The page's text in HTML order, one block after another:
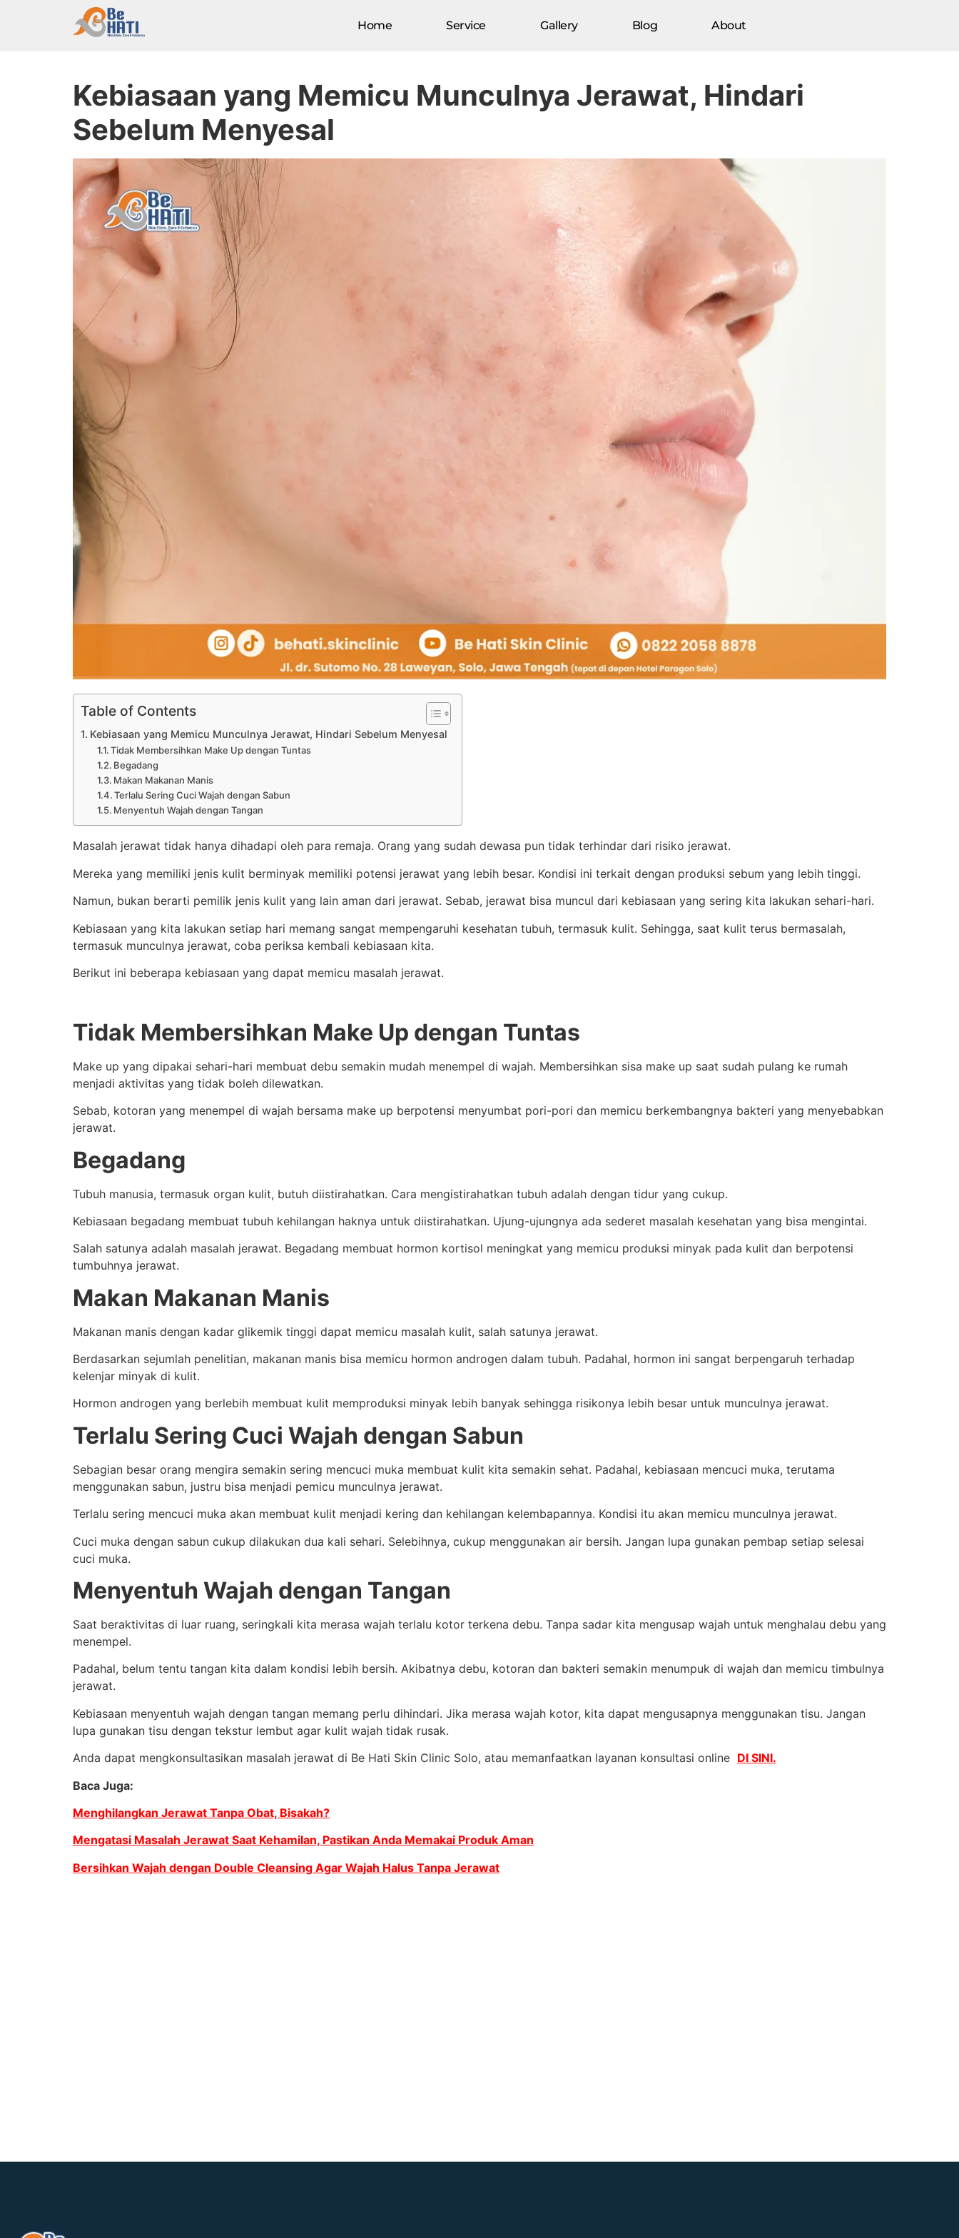
Home Service Gallery Blog About
Kebiasaan yang Memicu Munculnya Jerawat, Hindari
Sebelum Menyesal
Table of Contents
Kebiasaan yang Memicu Munculnya Jerawat, Hindari Sebelum Menyesal
Tidak Membersihkan Make Up dengan Tuntas
Begadang
Makan Makanan Manis
Terlalu Sering Cuci Wajah dengan Sabun
Menyentuh Wajah dengan Tangan
Masalah jerawat tidak hanya dihadapi oleh para remaja. Orang yang sudah dewasa pun tidak terhindar dari risiko jerawat.
Mereka yang memiliki jenis kulit berminyak memiliki potensi jerawat yang lebih besar. Kondisi ini terkait dengan produksi sebum yang lebih tinggi.
Namun, bukan berarti pemilik jenis kulit yang lain aman dari jerawat. Sebab, jerawat bisa muncul dari kebiasaan yang sering kita lakukan sehari-hari.
Kebiasaan yang kita lakukan setiap hari memang sangat mempengaruhi kesehatan tubuh, termasuk kulit. Sehingga, saat kulit terus bermasalah,
termasuk munculnya jerawat, coba periksa kembali kebiasaan kita.
Berikut ini beberapa kebiasaan yang dapat memicu masalah jerawat.
Tidak Membersihkan Make Up dengan Tuntas
Make up yang dipakai sehari-hari membuat debu semakin mudah menempel di wajah. Membersihkan sisa make up saat sudah pulang ke rumah
menjadi aktivitas yang tidak boleh dilewatkan.
Sebab, kotoran yang menempel di wajah bersama make up berpotensi menyumbat pori-pori dan memicu berkembangnya bakteri yang menyebabkan
jerawat.
Begadang
Tubuh manusia, termasuk organ kulit, butuh diistirahatkan. Cara mengistirahatkan tubuh adalah dengan tidur yang cukup.
Kebiasaan begadang membuat tubuh kehilangan haknya untuk diistirahatkan. Ujung-ujungnya ada sederet masalah kesehatan yang bisa mengintai.
Salah satunya adalah masalah jerawat. Begadang membuat hormon kortisol meningkat yang memicu produksi minyak pada kulit dan berpotensi
tumbuhnya jerawat.
Makan Makanan Manis
Makanan manis dengan kadar glikemik tinggi dapat memicu masalah kulit, salah satunya jerawat.
Berdasarkan sejumlah penelitian, makanan manis bisa memicu hormon androgen dalam tubuh. Padahal, hormon ini sangat berpengaruh terhadap
kelenjar minyak di kulit.
Hormon androgen yang berlebih membuat kulit memproduksi minyak lebih banyak sehingga risikonya lebih besar untuk munculnya jerawat.
Terlalu Sering Cuci Wajah dengan Sabun
Sebagian besar orang mengira semakin sering mencuci muka membuat kulit kita semakin sehat. Padahal, kebiasaan mencuci muka, terutama
menggunakan sabun, justru bisa menjadi pemicu munculnya jerawat.
Terlalu sering mencuci muka akan membuat kulit menjadi kering dan kehilangan kelembapannya. Kondisi itu akan memicu munculnya jerawat.
Cuci muka dengan sabun cukup dilakukan dua kali sehari. Selebihnya, cukup menggunakan air bersih. Jangan lupa gunakan pembap setiap selesai
cuci muka.
Menyentuh Wajah dengan Tangan
Saat beraktivitas di luar ruang, seringkali kita merasa wajah terlalu kotor terkena debu. Tanpa sadar kita mengusap wajah untuk menghalau debu yang
menempel.
Padahal, belum tentu tangan kita dalam kondisi lebih bersih. Akibatnya debu, kotoran dan bakteri semakin menumpuk di wajah dan memicu timbulnya
jerawat.
Kebiasaan menyentuh wajah dengan tangan memang perlu dihindari. Jika merasa wajah kotor, kita dapat mengusapnya menggunakan tisu. Jangan
lupa gunakan tisu dengan tekstur lembut agar kulit wajah tidak rusak.
Anda dapat mengkonsultasikan masalah jerawat di Be Hati Skin Clinic Solo, atau memanfaatkan layanan konsultasi online DI SINI.
Baca Juga:
Menghilangkan Jerawat Tanpa Obat, Bisakah?
Mengatasi Masalah Jerawat Saat Kehamilan, Pastikan Anda Memakai Produk Aman
Bersihkan Wajah dengan Double Cleansing Agar Wajah Halus Tanpa Jerawat